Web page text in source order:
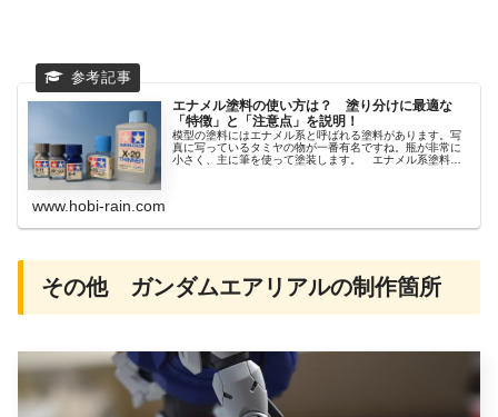
エナメル塗料の使い方は？ 塗り分けに最適な
「特徴」と「注意点」を説明！
模型の塗料にはエナメル系と呼ばれる塗料があります。写
真に写っているタミヤの物が一番有名ですね。瓶が非常に
小さく、主に筆を使って塗装します。 エナメル系塗料
www.hobi-rain.com
その他 ガンダムエアリアルの制作箇所